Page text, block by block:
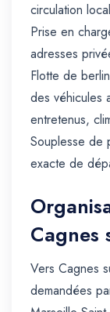
circulation
Prise en
adresses
Flotte de
des véhicules
entretenus,
Souplesse de
exacte de
Cagnes
Vers Cagnes
demandées